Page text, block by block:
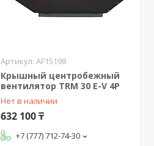
AF15198
Крышный центробежный
вентилятор TRM 30 E-V 4P
Нет в наличии
632 100 ₸
+7 (777) 712-74-30